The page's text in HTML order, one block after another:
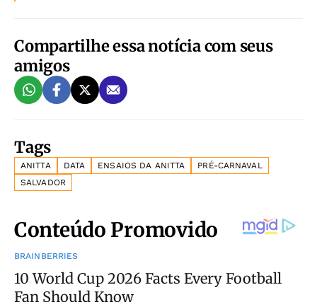
Compartilhe essa notícia com seus
amigos
Tags
ANITTA DATA ENSAIOS DA ANITTA
PRÉ-CARNAVAL
SALVADOR